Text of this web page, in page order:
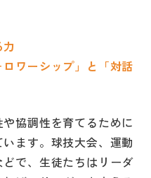
ワーシップ」と「対話
協調性を育てるために
ます。球技大会、運動
で、生徒たちはリーダ